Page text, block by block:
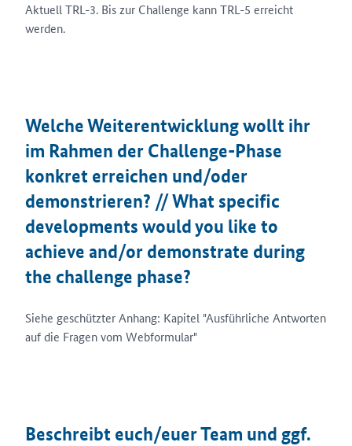
Aktuell TRL-3. Bis zur Challenge kann TRL-5 erreicht
werden.
Welche Weiterentwicklung wollt ihr
im Rahmen der Challenge-Phase
konkret erreichen und/oder
demonstrieren? // What specific
developments would you like to
achieve and/or demonstrate during
the challenge phase?
Siehe geschützter Anhang: Kapitel "Ausführliche Antworten
auf die Fragen vom Webformular"
Beschreibt euch/euer Team und ggf.